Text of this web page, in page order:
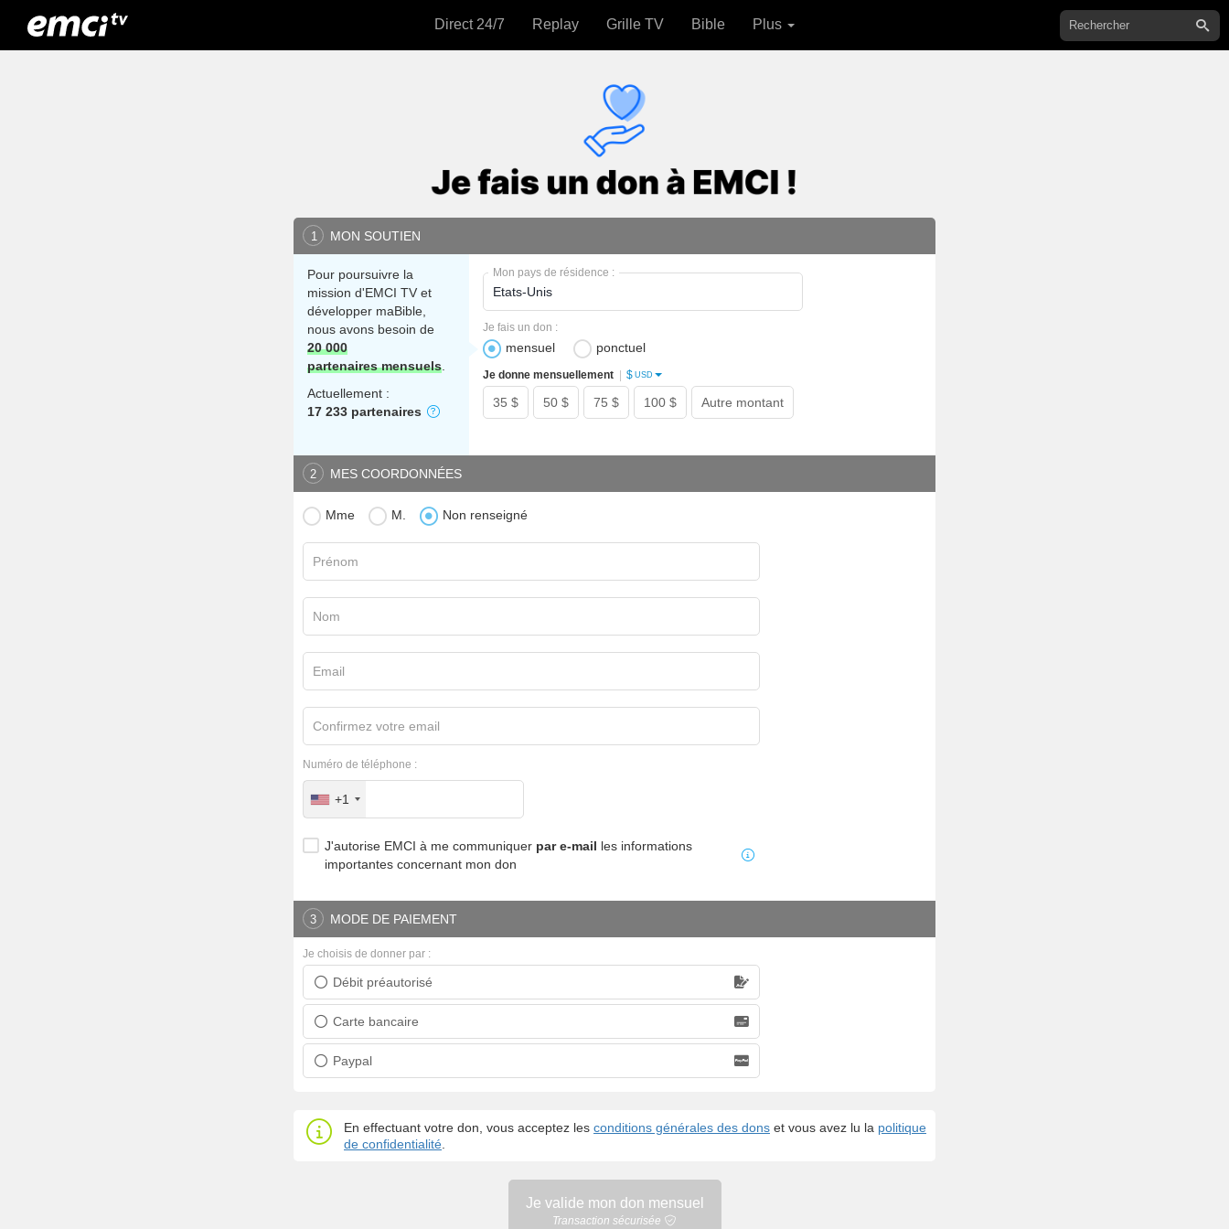
Direct 24/7 Replay Grille TV Bible Plus
1 MON SOUTIEN
Pour poursuivre la
mission d'EMCI TV et
développer maBible,
nous avons besoin de
20 000
partenaires mensuels.
Actuellement :
17 233 partenaires
Mon pays de résidence :
mensuel ponctuel
Je fais un don :
35 $ 50 $ 75 $ 100 $ Autre montant
Je donne mensuellement $ USD
2 MES COORDONNÉES
Mme M. Non renseigné
Prénom
Nom
Email
Confirmez votre email
Numéro de téléphone :
+1
J'autorise EMCI à me communiquer par e-mail les informations
importantes concernant mon don
3 MODE DE PAIEMENT
Débit préautorisé
Prélèvement bancaire
Carte bancaire
Carte bancaire
Paypal
Paypal
Je choisis de donner par :
En effectuant votre don, vous acceptez les conditions générales des dons et vous avez lu la politique
de confidentialité.
Je valide mon don mensuel
Transaction sécurisée